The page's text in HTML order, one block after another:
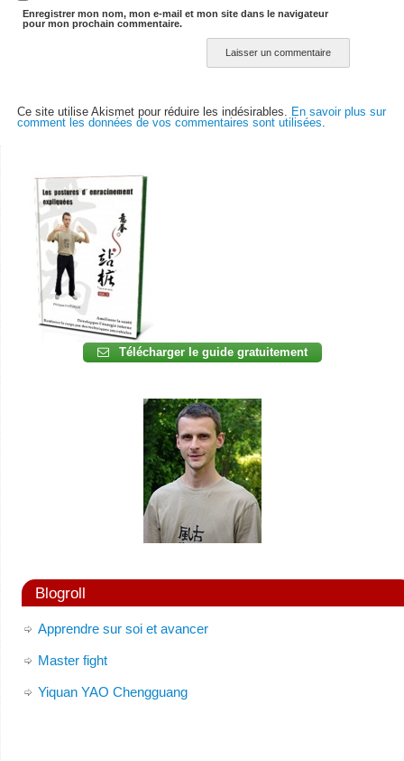
Enregistrer mon nom, mon e-mail et mon site dans le navigateur
pour mon prochain commentaire.
Ce site utilise Akismet pour réduire les indésirables. En savoir plus sur
comment les données de vos commentaires sont utilisées.
Télécharger le guide gratuitement
Blogroll
Apprendre sur soi et avancer
Master fight
Yiquan YAO Chengguang